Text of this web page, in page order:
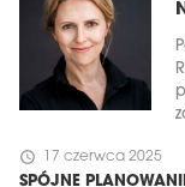
schedule 17 czerwca 2025
SPÓJNE